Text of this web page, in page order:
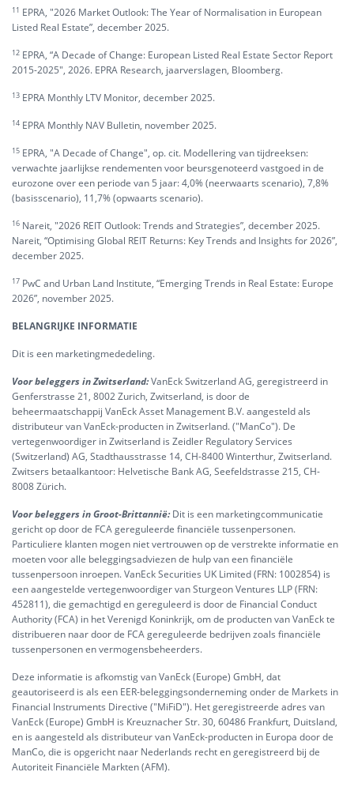
11 EPRA, "2026 Market Outlook: The Year of Normalisation in European
Listed Real Estate”, december 2025.
12 EPRA, “A Decade of Change: European Listed Real Estate Sector Report
2015-2025", 2026. EPRA Research, jaarverslagen, Bloomberg.
13 EPRA Monthly LTV Monitor, december 2025.
14 EPRA Monthly NAV Bulletin, november 2025.
15 EPRA, "A Decade of Change", op. cit. Modellering van tijdreeksen:
verwachte jaarlijkse rendementen voor beursgenoteerd vastgoed in de
eurozone over een periode van 5 jaar: 4,0% (neerwaarts scenario), 7,8%
(basisscenario), 11,7% (opwaarts scenario).
16 Nareit, "2026 REIT Outlook: Trends and Strategies”, december 2025.
Nareit, “Optimising Global REIT Returns: Key Trends and Insights for 2026”,
december 2025.
17 PwC and Urban Land Institute, “Emerging Trends in Real Estate: Europe
2026”, november 2025.
BELANGRIJKE INFORMATIE
Dit is een marketingmededeling.
Voor beleggers in Zwitserland:VanEck Switzerland AG, geregistreerd in
Genferstrasse 21, 8002 Zurich, Zwitserland, is door de
beheermaatschappij VanEck Asset Management B.V. aangesteld als
distributeur van VanEck-producten in Zwitserland. ("ManCo"). De
vertegenwoordiger in Zwitserland is Zeidler Regulatory Services
(Switzerland) AG, Stadthausstrasse 14, CH-8400 Winterthur, Zwitserland.
Zwitsers betaalkantoor: Helvetische Bank AG, Seefeldstrasse 215, CH-
8008 Zürich.
Voor beleggers in Groot-Brittannië:Dit is een marketingcommunicatie
gericht op door de FCA gereguleerde financiële tussenpersonen.
Particuliere klanten mogen niet vertrouwen op de verstrekte informatie en
moeten voor alle beleggingsadviezen de hulp van een financiële
tussenpersoon inroepen. VanEck Securities UK Limited (FRN: 1002854) is
een aangestelde vertegenwoordiger van Sturgeon Ventures LLP (FRN:
452811), die gemachtigd en gereguleerd is door de Financial Conduct
Authority (FCA) in het Verenigd Koninkrijk, om de producten van VanEck te
distribueren naar door de FCA gereguleerde bedrijven zoals financiële
tussenpersonen en vermogensbeheerders.
Deze informatie is afkomstig van VanEck (Europe) GmbH, dat
geautoriseerd is als een EER-beleggingsonderneming onder de Markets in
Financial Instruments Directive ("MiFiD"). Het geregistreerde adres van
VanEck (Europe) GmbH is Kreuznacher Str. 30, 60486 Frankfurt, Duitsland,
en is aangesteld als distributeur van VanEck-producten in Europa door de
ManCo, die is opgericht naar Nederlands recht en geregistreerd bij de
Autoriteit Financiële Markten (AFM).